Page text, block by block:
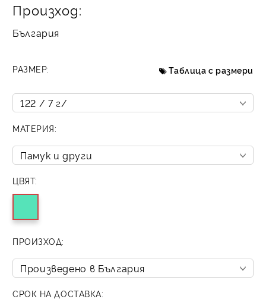
Произход:
България
РАЗМЕР: Таблица с размери
МАТЕРИЯ:
ЦВЯТ:
ПРОИЗХОД:
СРОК НА ДОСТАВКА: